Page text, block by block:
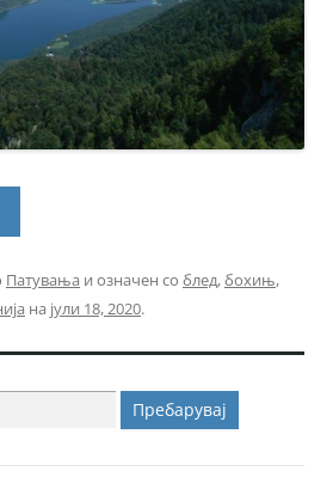
Патувања и означен со блед,бохињ,
на јули 18, 2020.